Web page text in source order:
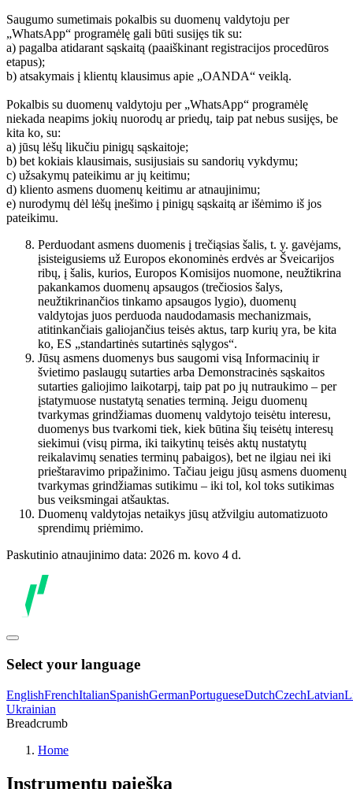
Saugumo sumetimais pokalbis su duomenų valdytoju per
„WhatsApp“ programėlę gali būti susijęs tik su:
a) pagalba atidarant sąskaitą (paaiškinant registracijos procedūros
etapus);
b) atsakymais į klientų klausimus apie „OANDA“ veiklą.
Pokalbis su duomenų valdytoju per „WhatsApp“ programėlę
niekada neapims jokių nuorodų ar priedų, taip pat nebus susijęs, be
kita ko, su:
a) jūsų lėšų likučiu pinigų sąskaitoje;
b) bet kokiais klausimais, susijusiais su sandorių vykdymu;
c) užsakymų pateikimu ar jų keitimu;
d) kliento asmens duomenų keitimu ar atnaujinimu;
e) nurodymų dėl lėšų įnešimo į pinigų sąskaitą ar išėmimo iš jos
pateikimu.
Perduodant asmens duomenis į trečiąsias šalis, t. y. gavėjams,
įsisteigusiems už Europos ekonominės erdvės ar Šveicarijos
ribų, į šalis, kurios, Europos Komisijos nuomone, neužtikrina
pakankamos duomenų apsaugos (trečiosios šalys,
neužtikrinančios tinkamo apsaugos lygio), duomenų
valdytojas juos perduoda naudodamasis mechanizmais,
atitinkančiais galiojančius teisės aktus, tarp kurių yra, be kita
ko, ES „standartinės sutartinės sąlygos“.
Jūsų asmens duomenys bus saugomi visą Informacinių ir
švietimo paslaugų sutarties arba Demonstracinės sąskaitos
sutarties galiojimo laikotarpį, taip pat po jų nutraukimo – per
įstatymuose nustatytą senaties terminą. Jeigu duomenų
tvarkymas grindžiamas duomenų valdytojo teisėtu interesu,
duomenys bus tvarkomi tiek, kiek būtina šių teisėtų interesų
siekimui (visų pirma, iki taikytinų teisės aktų nustatytų
reikalavimų senaties terminų pabaigos), bet ne ilgiau nei iki
prieštaravimo pripažinimo. Tačiau jeigu jūsų asmens duomenų
tvarkymas grindžiamas sutikimu – iki tol, kol toks sutikimas
bus veiksmingai atšauktas.
Duomenų valdytojas netaikys jūsų atžvilgiu automatizuoto
sprendimų priėmimo.
Paskutinio atnaujinimo data: 2026 m. kovo 4 d.
Select your language
EnglishFrenchItalianSpanishGermanPortugueseDutchCzechLatvian
Ukrainian
Breadcrumb
Home
Instrumentų paieška